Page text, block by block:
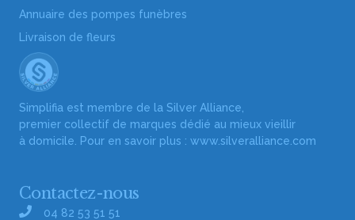
Annuaire des pompes funèbres
Livraison de fleurs
Simplifia est membre de la Silver Alliance,
premier collectif de marques dédié au mieux vieillir
à domicile. Pour en savoir plus : www.silveralliance.com
Contactez-nous
04 82 53 51 51